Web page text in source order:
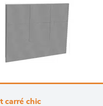
carré chic